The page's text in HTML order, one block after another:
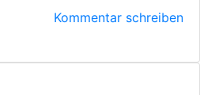
Kommentar schreiben